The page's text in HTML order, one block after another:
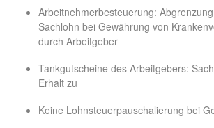
Arbeitnehmerbesteuerung:
Sachlohn bei Gewährung von
durch Arbeitgeber
Tankgutscheine des Arbeitgebers:
Erhalt zu
Keine Lohnsteuerpauschalierung bei